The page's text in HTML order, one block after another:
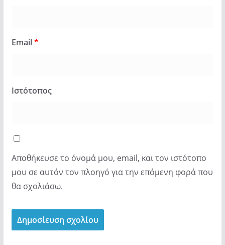
Email*
Ιστότοπος
Αποθήκευσε το όνομά μου, email, και τον ιστότοπο
μου σε αυτόν τον πλοηγό για την επόμενη φορά που
θα σχολιάσω.